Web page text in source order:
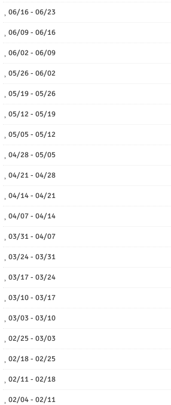
06/16 - 06/23
06/09 - 06/16
06/02 - 06/09
05/26 - 06/02
05/19 - 05/26
05/12 - 05/19
05/05 - 05/12
04/28 - 05/05
04/21 - 04/28
04/14 - 04/21
04/07 - 04/14
03/31 - 04/07
03/24 - 03/31
03/17 - 03/24
03/10 - 03/17
03/03 - 03/10
02/25 - 03/03
02/18 - 02/25
02/11 - 02/18
02/04 - 02/11